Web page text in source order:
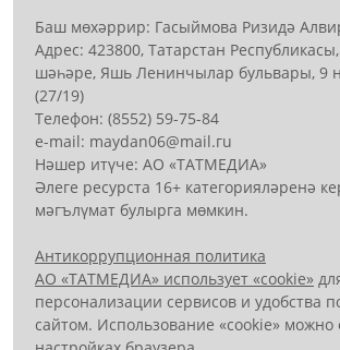
Баш мөхәррир: Гасыймова Ризидә
Адрес: 423800, Татарстан
шәһәре, Яшь Ленинчылар бульвары, 9
(27/19)
Телефон: (8552) 59-75-84
е-mail: mауdаn06@mail.гu
Нәшер итүче: АО «ТАТМЕДИА»
Әлеге ресурста 16+ категорияләренә
мәгълүмат булырга мөмкин.
Антикоррупционная политика
АО «ТАТМЕДИА» использует «cookie»
персонализации сервисов и удобства
сайтом. Использование «cookie» можно